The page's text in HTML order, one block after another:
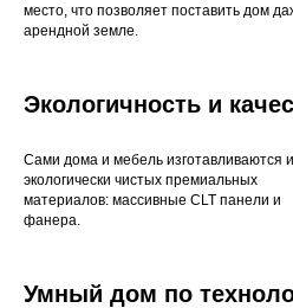
место, что позволяет поставить дом
арендной земле.
Экологичность и
Сами дома и мебель изготавливаются
экологически чистых премиальных
материалов: массивные CLT панели и
фанера.
Умный дом по